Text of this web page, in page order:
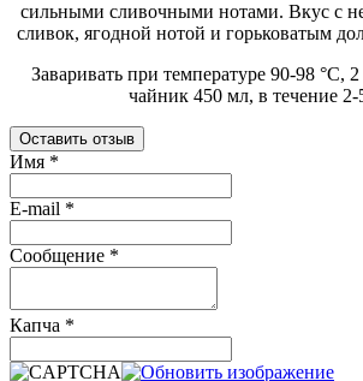
сильными сливочными нотами. Вкус с
сливок, ягодной нотой и горьковатым
Заваривать при температуре 90-98 °C,
чайник 450 мл, в течение
Оставить отзыв
Имя *
E-mail *
Сообщение *
Капча *